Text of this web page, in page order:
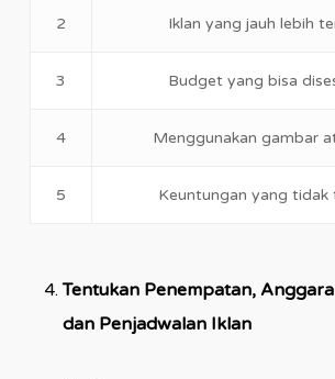
2 Iklan yang jauh lebih
3 Budget yang bisa
4 Menggunakan gambar
5 Keuntungan yang tidak
Tentukan Penempatan,
dan Penjadwalan Iklan